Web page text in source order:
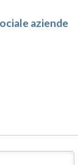
aziende